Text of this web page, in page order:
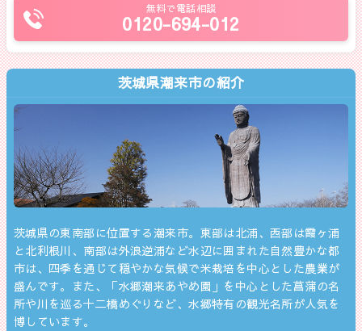
無料で電話相談
0120-694-012
茨城県潮来市の紹介
茨城県の東南部に位置する潮来市。東部は北浦、西部は霞ヶ浦
と北利根川、南部は外浪逆浦など水辺に囲まれた自然豊かな都
市は、四季を通じて穏やかな気候で米栽培を中心とした農業が
盛んです。また、「水郷潮来あやめ園」を中心とした菖蒲の名
所や川を巡る十二橋めぐりなど、水郷特有の観光名所が人気を
博しています。